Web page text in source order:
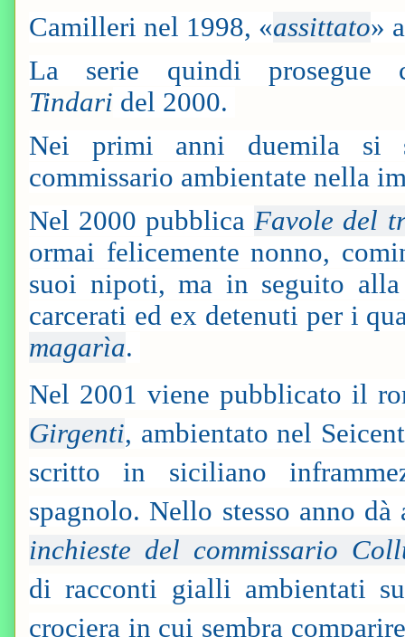
Camilleri nel 1998, «assittato»
La serie quindi
Tindari del 2000.
Nei primi anni duemila si
commissario ambientate nella
Nel 2000 pubblica Favole del
ormai felicemente nonno,
suoi nipoti, ma in seguito
carcerati ed ex detenuti per i
magarìa.
Nel 2001 viene pubblicato il
Girgenti, ambientato nel
scritto in siciliano
spagnolo. Nello stesso anno
inchieste del commissario
di racconti gialli ambientati
crociera in cui sembra